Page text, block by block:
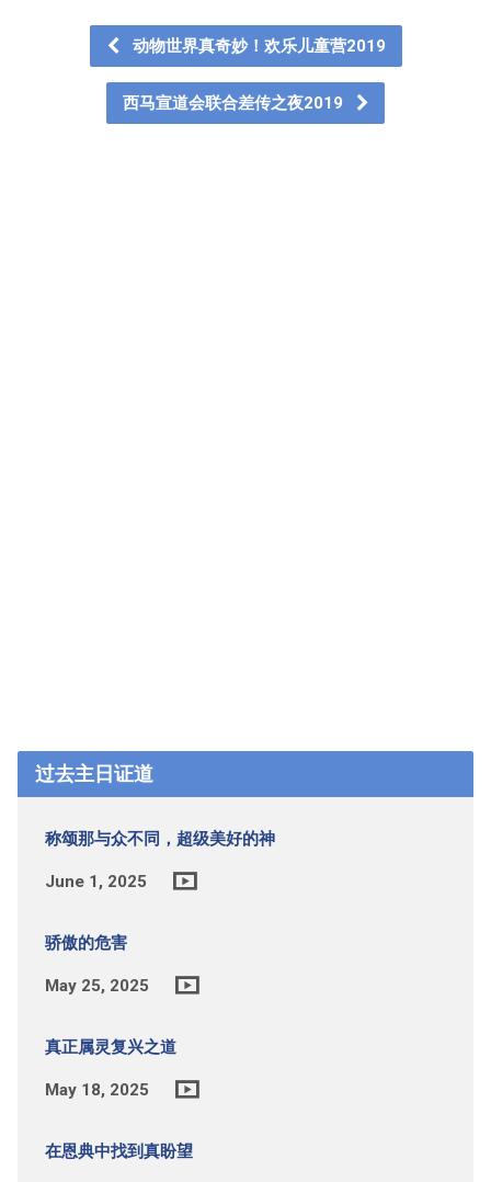
动物世界真奇妙！欢乐儿童营2019
西马宣道会联合差传之夜2019
过去主日证道
称颂那与众不同，超级美好的神
June 1, 2025
骄傲的危害
May 25, 2025
真正属灵复兴之道
May 18, 2025
在恩典中找到真盼望